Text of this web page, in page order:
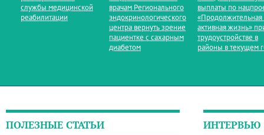
службы медицинской
реабилитации
врачам Регионального
эндокринологического
центра вернуть зрение
пациентке с сахарным
диабетом
выплаты по
«Продолжительная
активная жизнь»
трудоустройстве в
районы в текущем
ПОЛЕЗНЫЕ СТАТЬИ ИНТЕРВЬЮ